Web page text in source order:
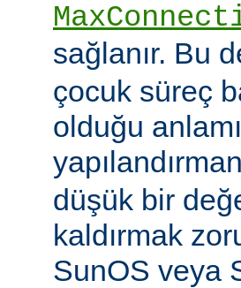
sağlanır. Bu
çocuk süreç
olduğu
düşük bir
kaldırmak
SunOS veya